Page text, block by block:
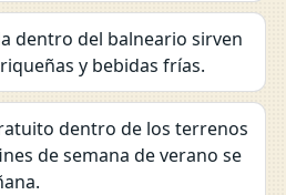
dentro del balneario sirven
y bebidas frías.
dentro de los terrenos
de semana de verano se